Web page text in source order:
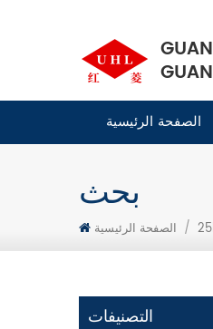
الصفحة الرئيسية
بحث
الصفحة الرئيسية /
التصنيفات